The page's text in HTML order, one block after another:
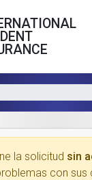
la solicitud sin
con sus